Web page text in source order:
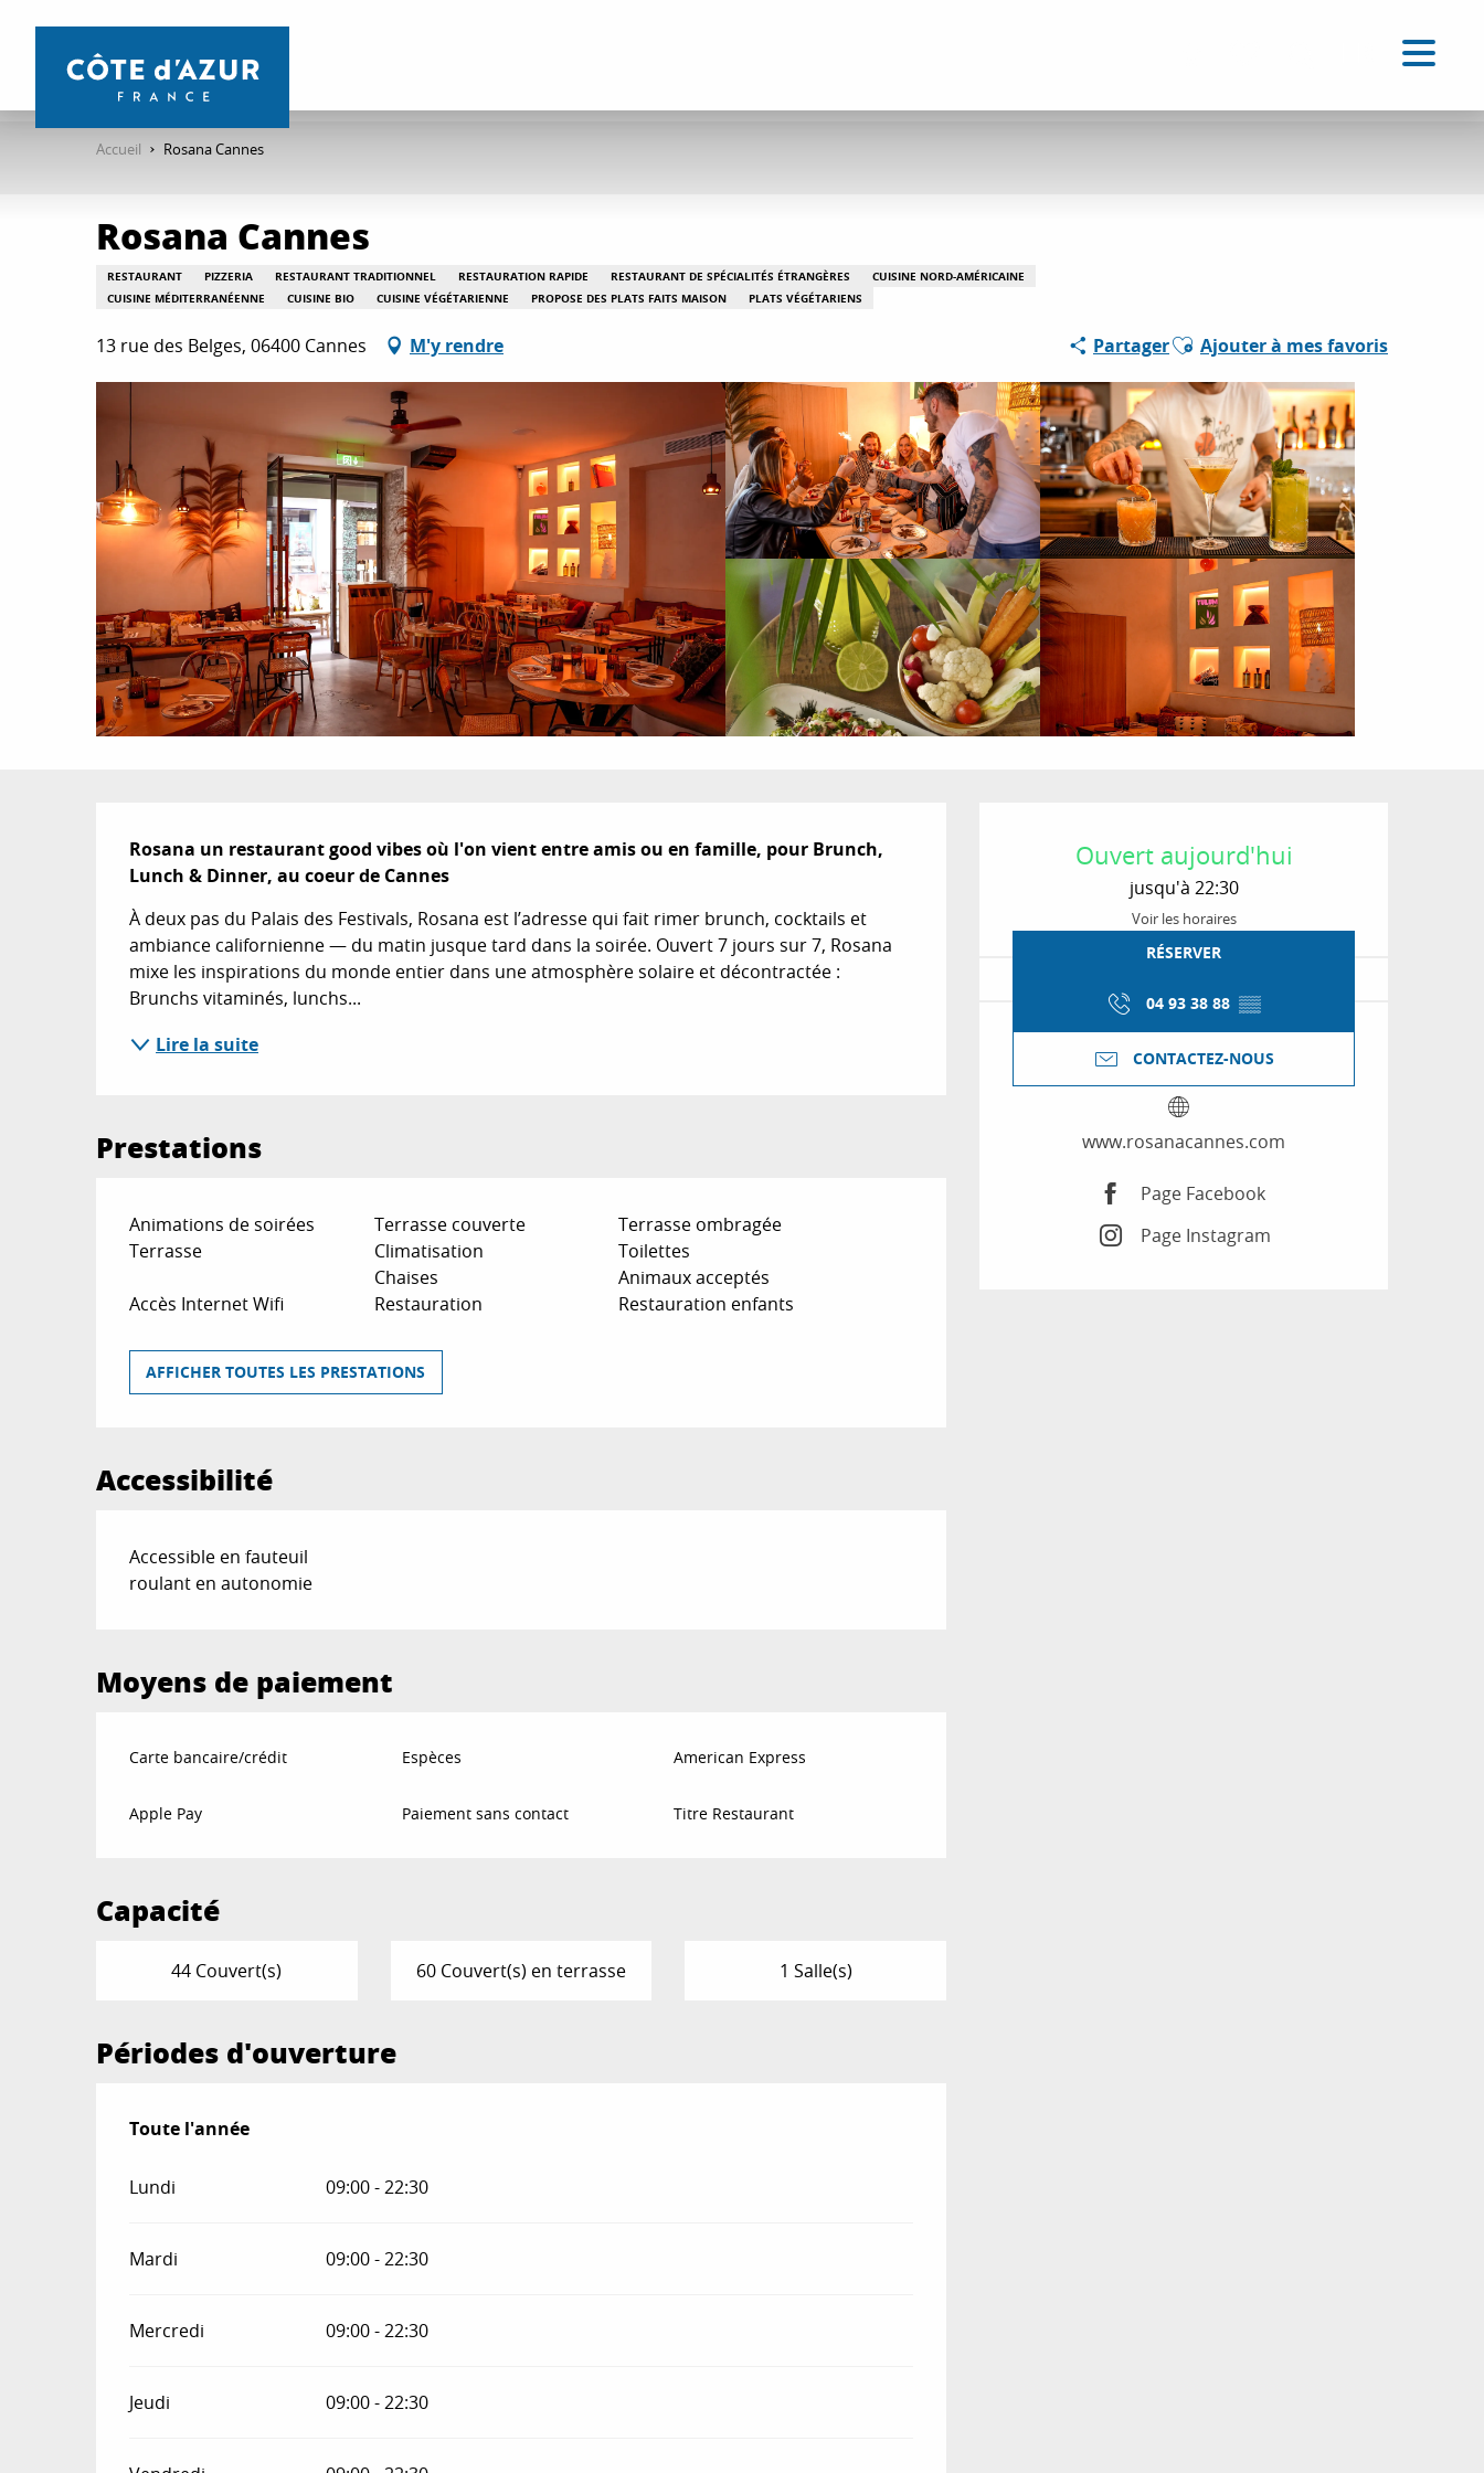
contenu
Accueil Rosana Cannes
Rosana Cannes
RESTAURANT PIZZERIA RESTAURANT TRADITIONNEL RESTAURATION RAPIDE RESTAURANT DE SPÉCIALITÉS ÉTRANGÈRES
CUISINE NORD-AMÉRICAINE
CUISINE MÉDITERRANÉENNE
CUISINE BIO CUISINE VÉGÉTARIENNE PROPOSE DES PLATS FAITS MAISON PLATS VÉGÉTARIENS
13 rue des Belges, 06400 Cannes M'y rendre PartagerAjouter aux favoris
Ajouter à mes favoris
Ouverture et
Ouvert aujourd'hui
jusqu'à 22:30
Voir les horaires
RÉSERVER
04 93 38 88 ▒▒
CONTACTEZ-NOUS
www.rosanacannes.com
Page Facebook
Page Instagram
Description
Rosana un restaurant good vibes où l'on vient entre amis ou en famille, pour Brunch,
Lunch & Dinner, au coeur de Cannes
À deux pas du Palais des Festivals, Rosana est l’adresse qui fait rimer brunch, cocktails et
ambiance californienne — du matin jusque tard dans la soirée. Ouvert 7 jours sur 7, Rosana
mixe les inspirations du monde entier dans une atmosphère solaire et décontractée :
Brunchs vitaminés, lunchs...
Lire la suite
Prestations
Animations de soirées Terrasse couverte
Terrasse ombragée
Terrasse
Climatisation
Toilettes
Chaises
Animaux acceptés
Accès Internet Wifi
Restauration Restauration enfants
AFFICHER TOUTES LES PRESTATIONS
Accessibilité
Accessible en fauteuil
roulant en autonomie
Moyens de paiement
Carte bancaire/crédit Espèces American Express
Apple Pay Paiement sans contact Titre Restaurant
Capacité
44 Couvert(s) 60 Couvert(s) en terrasse 1 Salle(s)
Périodes d'ouverture
Toute l'année
Toute l'année
Lundi 09:00 - 22:30
Mardi 09:00 - 22:30
Mercredi 09:00 - 22:30
Jeudi 09:00 - 22:30